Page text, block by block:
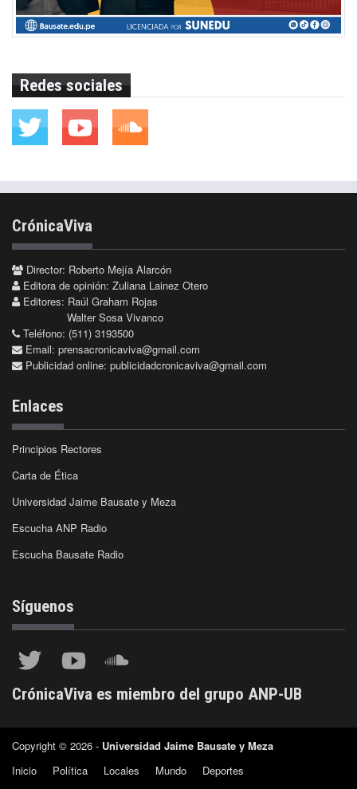
Redes sociales
CrónicaViva
Director: Roberto Mejía Alarcón
Editora de opinión: Zuliana Lainez Otero
Editores: Raúl Graham Rojas
Walter Sosa Vivanco
Teléfono: (511) 3193500
Email: prensacronicaviva@gmail.com
Publicidad online: publicidadcronicaviva@gmail.com
Enlaces
Principios Rectores
Carta de Ética
Universidad Jaime Bausate y Meza
Escucha ANP Radio
Escucha Bausate Radio
Síguenos
CrónicaViva es miembro del grupo ANP-UB
Copyright © 2026 - Universidad Jaime Bausate y Meza
Inicio
Política Locales Mundo
Deportes